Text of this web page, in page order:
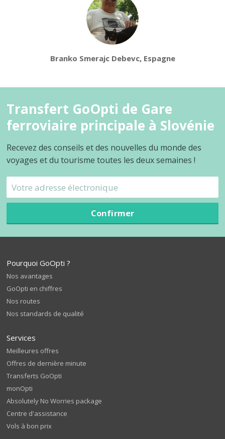
Branko Smerajc Debevc, Espagne
Transfert GoOpti de Gare
ferroviaire principale à Slovénie
Recevez des conseils et des nouvelles du monde des
voyages et du tourisme toutes les deux semaines !
Confirmer
Pourquoi GoOpti ?
Nos avantages
GoOpti en chiffres
Nos routes
Nos standards de qualité
Services
Meilleures offres
Offres de dernière minute
Transferts GoOpti
monOpti
Absolutely No Worries package
Centre d'assistance
Vols à bon prix